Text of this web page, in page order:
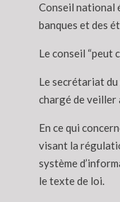
Conseil national
banques et des
Le conseil “peut
Le secrétariat
chargé de veiller
En ce qui
visant la
système
le texte de loi.